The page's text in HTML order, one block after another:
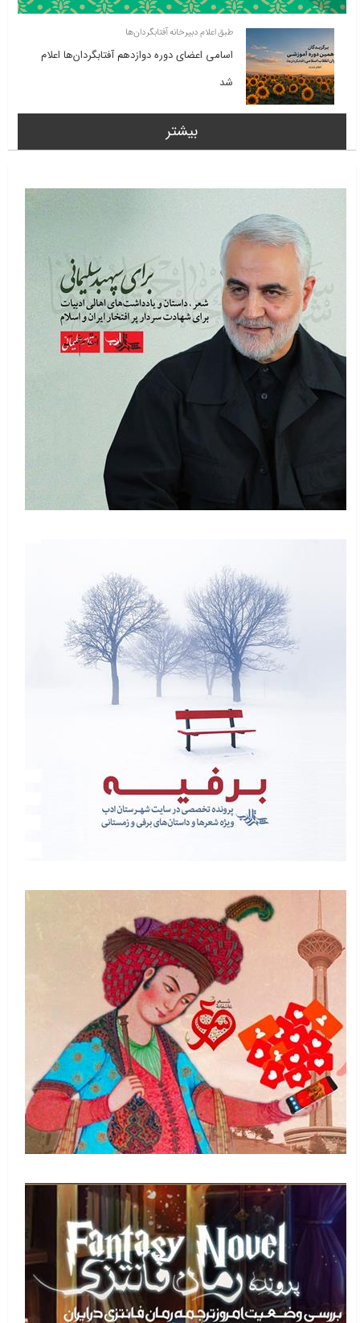
طبق اعلام دبیرخانه آفتابگردان‌ها
اسامی اعضای دوره دوازدهم آفتابگردان‌ها اعلام
شد
بیشتر